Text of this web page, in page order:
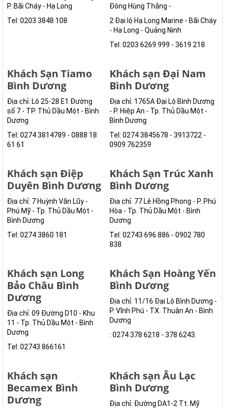
P. Bãi Cháy - Hạ Long
Tel: 0203 3848 108
Đông Hùng Thắng -
2 Đại lộ Hạ Long Marine - Bãi Cháy
- Hạ Long - Quảng Ninh
Tel: 0203 6269 999 - 3619 218
Khách Sạn Tiamo
Bình Dương
Địa chỉ: Lô 25-28 E1 Đường
số 7 - TP. Thủ Dầu Một - Bình
Dương
Tel: 0274 3814789 - 0888 18
61 61
Khách sạn Đại Nam
Bình Dương
Địa chỉ: 1765A Đại Lộ Bình Dương
- P. Hiệp An - Tp. Thủ Dầu Một -
Bình Dương
Tel: 0274 3845678 - 3913722 -
0909 762359
Khách sạn Điệp
Duyên Bình Dương
Địa chỉ: 7 Huỳnh Văn Lũy -
Phú Mỹ - Tp. Thủ Dầu Một -
Bình Dương
Tel: 0274 3860 181
Khách Sạn Trúc Xanh
Bình Dương
Địa chỉ: 77 Lê Hồng Phong - P. Phú
Hòa - Tp. Thủ Dầu Một - Bình
Dương
Tel: 02743 696 886 - 0902 780
838
Khách sạn Long
Bảo Châu Bình
Dương
Địa chỉ: 09 Đường D10 - Khu
11 - Tp. Thủ Dầu Một - Bình
Dương
Tel: 02743 866161
Khách Sạn Hoàng Yến
Bình Dương
Địa chỉ: 11/16 Đại Lộ Bình Dương -
P. Vĩnh Phú - TX. Thuận An - Bình
Dương
: 0274 378 6218 - 378 6243.
Khách sạn
Becamex Bình
Dương
Khách sạn Âu Lạc
Bình Dương
Địa chỉ: Đường DA1-2 Tt. Mỹ